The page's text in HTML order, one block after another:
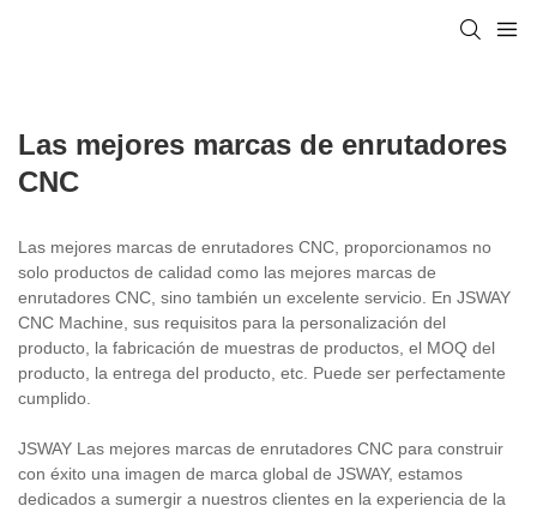
Las mejores marcas de enrutadores
CNC
Las mejores marcas de enrutadores CNC, proporcionamos no
solo productos de calidad como las mejores marcas de
enrutadores CNC, sino también un excelente servicio. En JSWAY
CNC Machine, sus requisitos para la personalización del
producto, la fabricación de muestras de productos, el MOQ del
producto, la entrega del producto, etc. Puede ser perfectamente
cumplido.
JSWAY Las mejores marcas de enrutadores CNC para construir
con éxito una imagen de marca global de JSWAY, estamos
dedicados a sumergir a nuestros clientes en la experiencia de la